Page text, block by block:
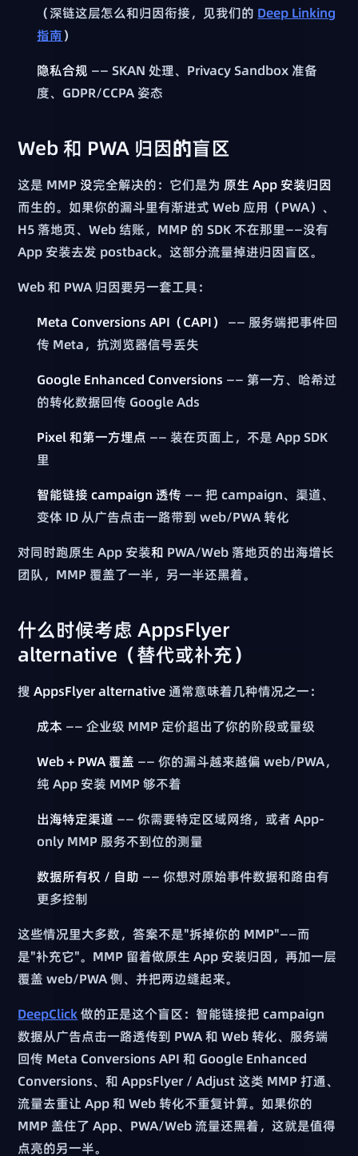
（深链这层怎么和归因衔接，见我们的 Deep Linking
指南）
隐私合规 —— SKAN 处理、Privacy Sandbox 准备
度、GDPR/CCPA 姿态
Web 和 PWA 归因的盲区
这是 MMP 没完全解决的：它们是为 原生 App 安装归因
而生的。如果你的漏斗里有渐进式 Web 应用（PWA）、
H5 落地页、Web 结账，MMP 的 SDK 不在那里——没有
App 安装去发 postback。这部分流量掉进归因盲区。
Web 和 PWA 归因要另一套工具：
Meta Conversions API（CAPI）
—— 服务端把事件回
传 Meta，抗浏览器信号丢失
Google Enhanced Conversions —— 第一方、哈希过
的转化数据回传 Google Ads
Pixel 和第一方埋点 —— 装在页面上，不是 App SDK
里
智能链接 campaign 透传 —— 把 campaign、渠道、
变体 ID 从广告点击一路带到 web/PWA 转化
对同时跑原生 App 安装和 PWA/Web 落地页的出海增长
团队，MMP 覆盖了一半，另一半还黑着。
什么时候考虑 AppsFlyer
alternative（替代或补充）
搜AppsFlyer alternative 通常意味着几种情况之一：
成本 —— 企业级 MMP 定价超出了你的阶段或量级
Web + PWA 覆盖 —— 你的漏斗越来越偏 web/PWA，
纯 App 安装 MMP 够不着
出海特定渠道 —— 你需要特定区域网络，或者 App-
only MMP 服务不到位的测量
数据所有权 / 自助 —— 你想对原始事件数据和路由有
更多控制
这些情况里大多数，答案不是"拆掉你的 MMP"——而
是"补充它"。MMP 留着做原生 App 安装归因，再加一层
覆盖 web/PWA 侧、并把两边缝起来。
DeepClick做的正是这个盲区：智能链接把 campaign
数据从广告点击一路透传到 PWA 和 Web 转化、服务端
回传 Meta Conversions API 和 Google Enhanced
Conversions、和 AppsFlyer / Adjust 这类 MMP 打通、
流量去重让 App 和 Web 转化不重复计算。如果你的
MMP 盖住了 App、PWA/Web 流量还黑着，这就是值得
点亮的另一半。